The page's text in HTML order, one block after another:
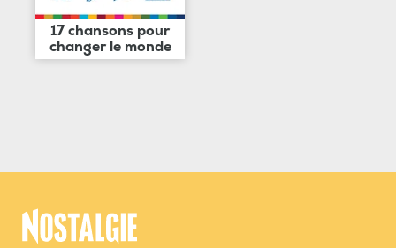
17 chansons pour
changer le monde